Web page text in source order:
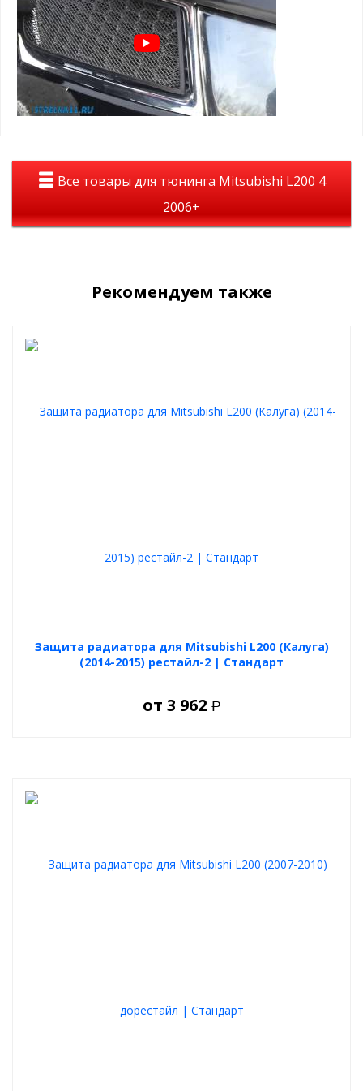
Зимний пакет (зимние заглушки поверх защитной сетки):
защита радиатора в минусовую погоду от снежно-
грязевых мас, реагентов и т.д.
помогает сохранить тепло в моторном отсеке
простая САМОСТОЯТЕЛЬНАЯ установка, крепится
пластиковыми винтами в ячейку защитной сетки
радиатора
Все товары для тюнинга Mitsubishi L200 4
2006+
Рекомендуем также
Защита радиатора для Mitsubishi L200 (Калуга)
(2014-2015) рестайл-2 | Стандарт
от 3 962 Р